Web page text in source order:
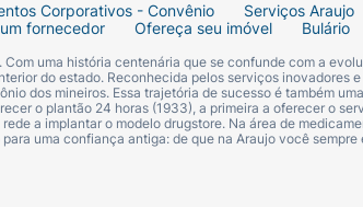
Corporativos - Convênio Serviços Araujo
fornecedor Ofereça seu imóvel Bulário
uma história centenária que se confunde com a
do estado. Reconhecida pelos serviços inovadores
dos mineiros. Essa trajetória de sucesso é também
o plantão 24 horas (1933), a primeira a oferecer o
a implantar o modelo drugstore. Na área de
uma confiança antiga: de que na Araujo você